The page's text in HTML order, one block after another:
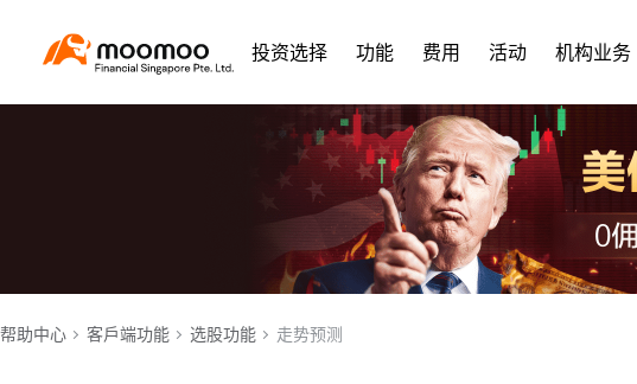
投资选择 功能 费用 活动 机构业务
帮助中心 客戶端功能 选股功能 走势预测